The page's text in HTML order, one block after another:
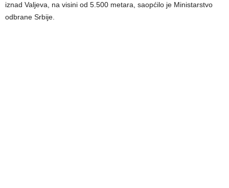
iznad Valjeva, na visini od 5.500 metara, saopćilo je Ministarstvo
odbrane Srbije.